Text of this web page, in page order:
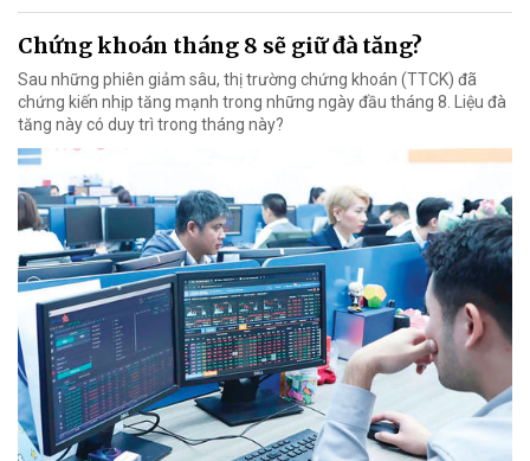
Chứng khoán tháng 8 sẽ giữ đà tăng?
Sau những phiên giảm sâu, thị trường chứng khoán (TTCK) đã
chứng kiến nhịp tăng mạnh trong những ngày đầu tháng 8. Liệu đà
tăng này có duy trì trong tháng này?